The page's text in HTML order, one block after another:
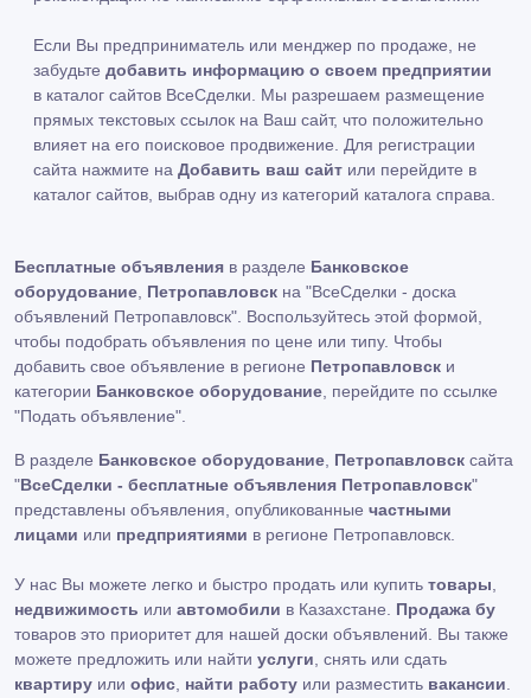
Если Вы предприниматель или менджер по продаже, не
забудьте добавить информацию о своем предприятии
в каталог сайтов ВсеСделки. Мы разрешаем размещение
прямых текстовых ссылок на Ваш сайт, что положительно
влияет на его поисковое продвижение. Для регистрации
сайта нажмите на Добавить ваш сайт или перейдите в
каталог сайтов, выбрав одну из категорий каталога справа.
Бесплатные объявления в разделе Банковское
оборудование Петропавловск на "ВсеСделки - доска
объявлений Петропавловск". Воспользуйтесь этой формой,
чтобы подобрать объявления по цене или типу. Чтобы
добавить свое объявление в регионе Петропавловск и
категории Банковское оборудование , перейдите по ссылке
"Подать объявление"
В разделе Банковское оборудование Петропавловск сайта
"ВсеСделки - бесплатные объявления Петропавловск"
представлены объявления, опубликованные частными
лицами или предприятиями в регионе Петропавловск.
У нас Вы можете легко и быстро продать или купить товары
недвижимость или автомобили в Казахстане. Продажа бу
товаров это приоритет для нашей доски объявлений. Вы также
можете предложить или найти услуги , снять или сдать
квартиру или офис найти работу или разместить вакансии